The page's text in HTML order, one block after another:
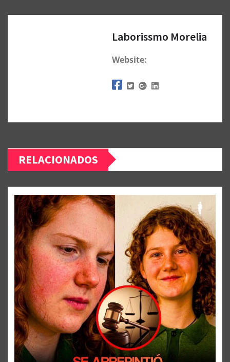
Laborissmo Morelia
Website:
RELACIONADOS